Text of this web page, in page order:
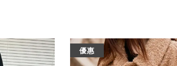
優惠